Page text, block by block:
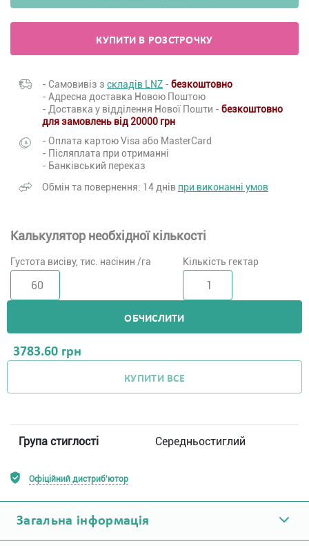
КУПИТИ В РОЗСТРОЧКУ
- Самовивіз з складів LNZ - безкоштовно
- Адресна доставка Новою Поштою
- Доставка у відділення Нової Пошти - безкоштовно
для замовлень від 20000 грн
- Оплата картою Visa або MasterCard
- Післяплата при отриманні
- Банківський переказ
Обмін та повернення: 14 днів при виконанні умов
Калькулятор необхідної кількості
Густота висіву, тис. насінин /га Кількість гектар
ОБЧИСЛИТИ
3783.60 грн
КУПИТИ ВСЕ
Група стиглості Середньостиглий
Офіційний дистриб'ютор
Загальна інформація